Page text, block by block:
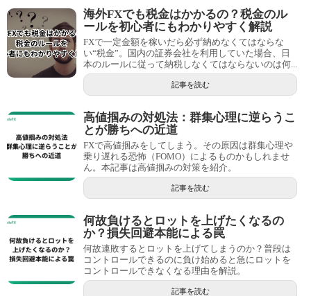
海外FXでも税金はかかるの？税金のル
ールを初心者にもわかりやすく解説
FXで一定金額を稼いだら必ず納めなくてはならな
い“税金”。国内の証券会社を利用していた場合、日
本のルールに従って納税しなくてはならないのは何...
記事を読む
高値掴みの対処法：群集心理に逆らうこ
とが勝ちへの近道
FXで高値掴みをしてしまう。その原因は群集心理や
乗り遅れる恐怖（FOMO）によるものかもしれませ
ん。本記事は高値掴みの対策を紹介。
記事を読む
何故負けるとロットを上げたくなるの
か？損失回避本能による罠
何故連敗するとロットを上げてしまうのか？普段は
コントロールできるのに負け始めると急にロットを
コントロールできなくなる理由を解説。
記事を読む